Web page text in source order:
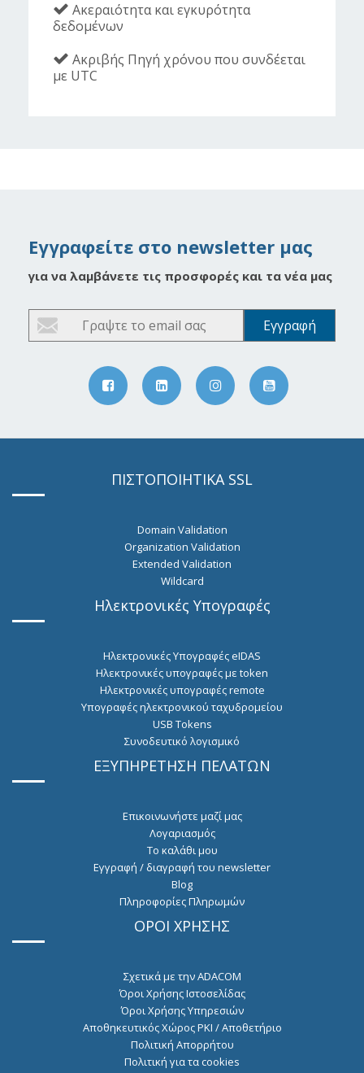
Ακεραιότητα και εγκυρότητα
δεδομένων
Ακριβής Πηγή χρόνου που συνδέεται
με UTC
Εγγραφείτε στο newsletter μας
για να λαμβάνετε τις προσφορές και τα νέα μας
ΠΙΣΤΟΠΟΙΗΤΙΚΑ SSL
Domain Validation
Organization Validation
Extended Validation
Wildcard
Ηλεκτρονικές Υπογραφές
Ηλεκτρονικές Υπογραφές eIDAS
Ηλεκτρονικές υπογραφές με token
Hλεκτρονικές υπογραφές remote
Υπογραφές ηλεκτρονικού ταχυδρομείου
USB Tokens
Συνοδευτικό λογισμικό
ΕΞΥΠΗΡΕΤΗΣΗ ΠΕΛΑΤΩΝ
Επικοινωνήστε μαζί μας
Λογαριασμός
Το καλάθι μου
Εγγραφή / διαγραφή του newsletter
Blog
Πληροφορίες Πληρωμών
ΟΡΟΙ ΧΡΗΣΗΣ
Σχετικά με την ADACOM
Όροι Χρήσης Ιστοσελίδας
Όροι Χρήσης Υπηρεσιών
Αποθηκευτικός Χώρος PKI / Αποθετήριο
Πολιτική Απορρήτου
Πολιτική για τα cookies